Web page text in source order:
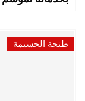
طنجة الحسيمة